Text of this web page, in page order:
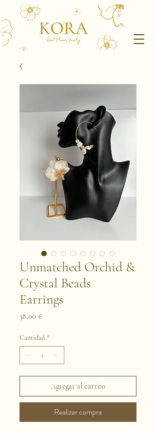
Unmatched Orchid &
Crystal Beads
Earrings
38,00 €Precio
Cantidad *
Agregar al carrito
Realizar compra